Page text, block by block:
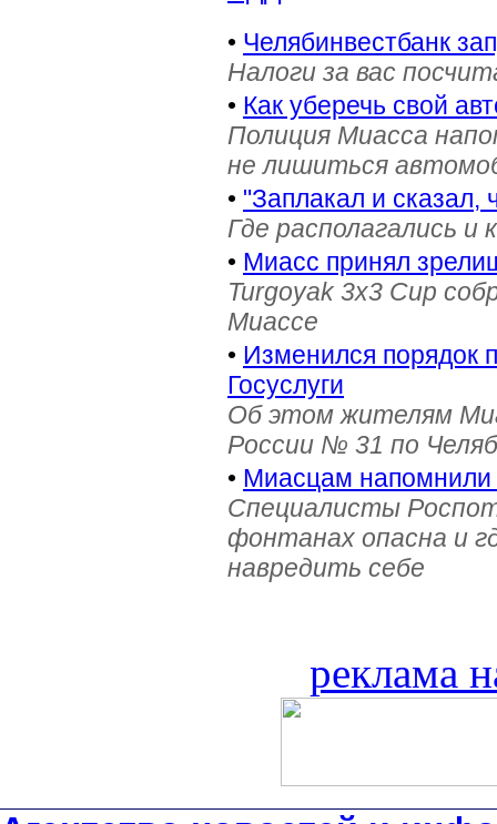
• Челябинвестбанк
Налоги за вас
• Как уберечь свой
Полиция Миасса
не лишиться
• "Заплакал и сказал,
Где располагались и
• Миасс принял
Turgoyak 3x3 Cup
Миассе
• Изменился порядок
Госуслуги
Об этом жителям
России № 31 по
• Миасцам напомнили
Специалисты
фонтанах опасна и
навредить себе
реклама